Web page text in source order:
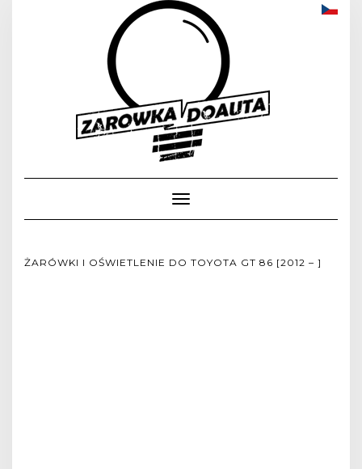
Toggle
Navigation
ŻARÓWKI I OŚWIETLENIE DO TOYOTA GT 86 [2012 – ]